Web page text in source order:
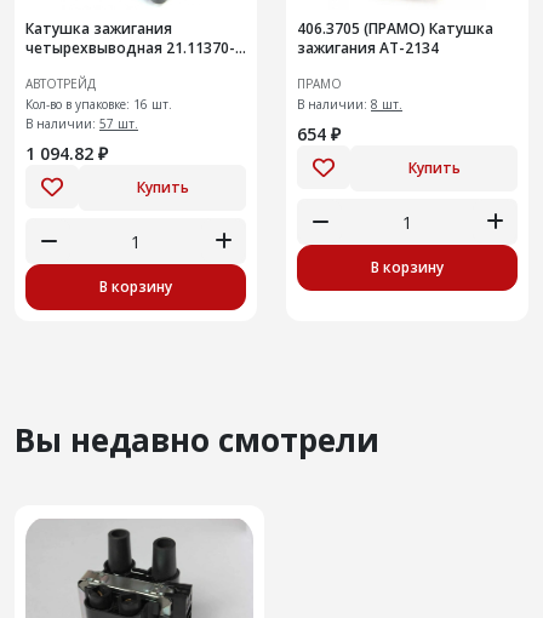
Катушка зажигания
четырехвыводная 21.11370-
АВТОТРЕЙД
Кол-во в упаковке: 16 шт.
В наличии: 57 шт.
1 094.82 ₽
Купить
В корзину
406.3705 (ПРАМО) Катушка
зажигания AT-2134
ПРАМО
В наличии: 8 шт.
654 ₽
Купить
В корзину
Вы недавно смотрели